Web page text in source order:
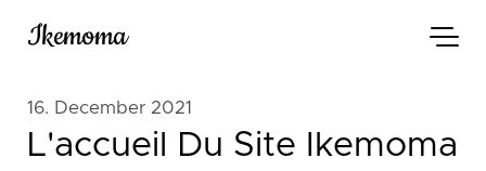
Ikemoma
16. December 2021
L'accueil Du Site Ikemoma